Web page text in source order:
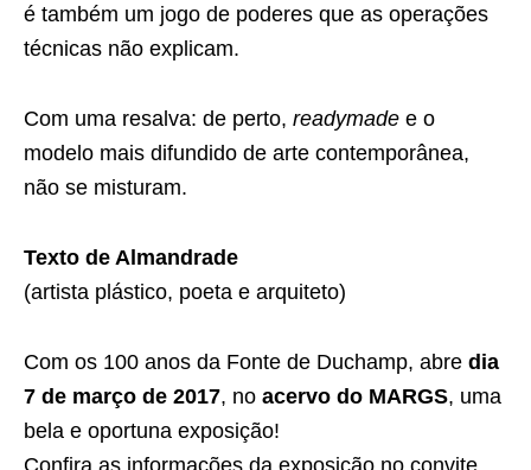
é também um jogo de poderes que as operações
técnicas não explicam.
Com uma resalva: de perto, readymade e o
modelo mais difundido de arte contemporânea,
não se misturam.
Texto de Almandrade
(artista plástico, poeta e arquiteto)
Com os 100 anos da Fonte de Duchamp, abre dia
7 de março de 2017, no acervo do MARGS, uma
bela e oportuna exposição!
Confira as informações da exposição no convite